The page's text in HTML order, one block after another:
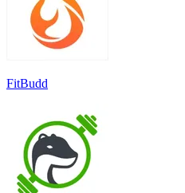
FitBudd